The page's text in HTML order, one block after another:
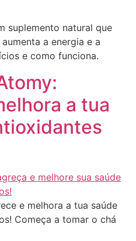
suplemento natural que
a energia e a
e como funciona.
a tua
e melhora a tua saúde
Começa a tomar o chá